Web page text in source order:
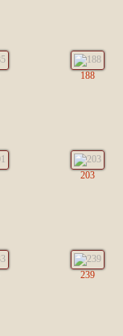
188
203
239